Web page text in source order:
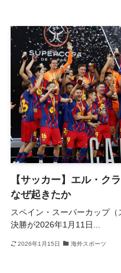
【サッカー】エル・ク
なぜ起きたか
スペイン・スーパーカップ（
決勝が2026年1月11日...
2026年1月15日 海外スポーツ